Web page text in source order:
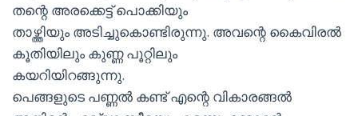
തന്റെ അരക്കെട്ട് പൊക്കിയും
താഴ്ത്തിയും അടിച്ചുകൊണ്ടിരുന്നു. അവന്റെ കൈവിരൽ
കൂതിയിലും കുണ്ണ പൂറ്റിലും
കയറിയിറങ്ങുന്നു.
പെങ്ങളുടെ പണ്ണൽ കണ്ട് എന്റെ വികാരങ്ങൽ